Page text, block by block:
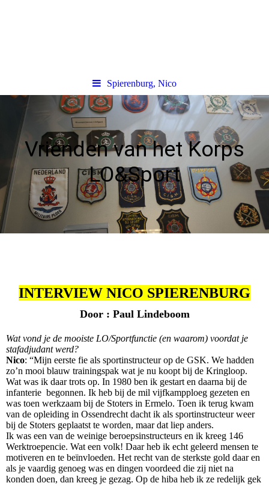
Spierenburg, Nico
Vrienden van het Korps
LO&Sport
INTERVIEW NICO SPIERENBURG
Door : Paul Lindeboom
Wat vond je de mooiste LO/Sportfunctie (en waarom) voordat je
stafadjudant werd?
Nico: “Mijn eerste fie als sportinstructeur op de GSK. We hadden
zo’n mooi blauw trainingspak wat je nu koopt bij de Kringloop.
Wat was ik daar trots op. In 1980 ben ik gestart en daarna bij de
infanterie begonnen. Ik heb bij de mil vijfkampploeg gezeten en
was toen werkzaam bij de Stoters in Ermelo. Toen ik terug kwam
van de opleiding in Ossendrecht dacht ik als sportinstructeur weer
bij de Stoters geplaatst te worden, maar dat liep anders.
Ik was een van de weinige beroepsinstructeurs en ik kreeg 146
Werktroepencie. Wat een volk! Daar heb ik echt geleerd mensen te
motiveren en te beïnvloeden. Het recht van de sterkste gold daar en
als je vaardig genoeg was en dingen voordeed die zij niet na
konden doen, dan kreeg je gezag. Op de hiba heb ik ze redelijk gek